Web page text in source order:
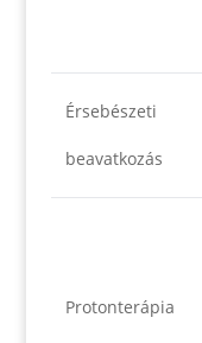
Érsebészeti
beavatkozás
Protonterápia